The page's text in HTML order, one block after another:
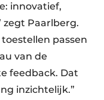
innovatief,
zegt Paarlberg.
passen
van de
feedback. Dat
inzichtelijk.”